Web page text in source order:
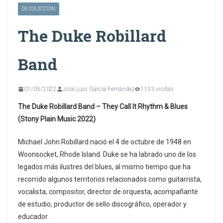
DE COLECCIÓN
The Duke Robillard
Band
01/05/2022 José Luis García Fernández 1153 visitas
The Duke Robillard Band – They Call It Rhythm & Blues
(‎Stony Plain Music 2022)
Michael John Robillard nació el 4 de octubre de 1948 en
Woonsocket, Rhode Island. Duke se ha labrado uno de los
legados más ilustres del blues, al mismo tiempo que ha
recorrido algunos territorios relacionados como guitarrista,
vocalista, compositor, director de orquesta, acompañante
de estudio, productor de sello discográfico, operador y
educador.